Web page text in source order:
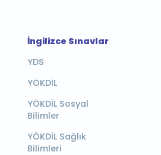
İngilizce Sınavlar
YDS
YÖKDİL
YÖKDİL Sosyal
Bilimler
YÖKDİL Sağlık
Bilimleri